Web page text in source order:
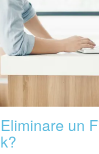
un